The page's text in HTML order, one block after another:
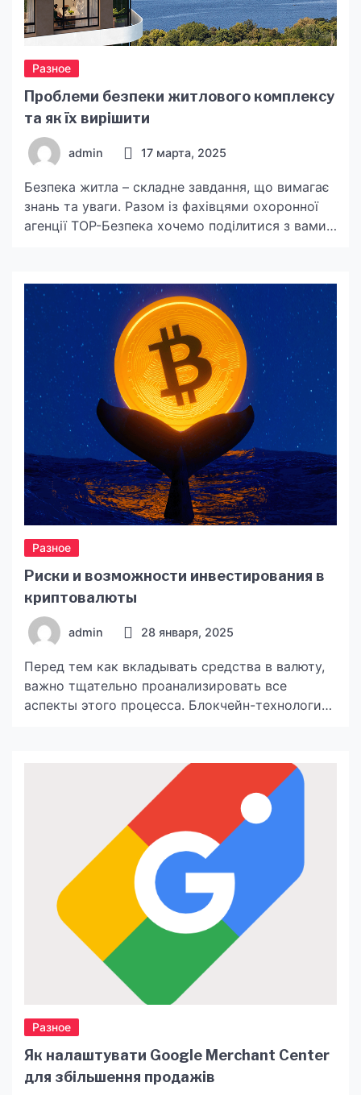
Разное
Проблеми безпеки житлового комплексу
та як їх вирішити
admin 17 марта, 2025
Безпека житла – складне завдання, що вимагає
знань та уваги. Разом із фахівцями охоронної
агенції ТОР-Безпека хочемо поділитися з вами
громадськість не завжди знають. Відсутність
якісного освітлення Однією з головних проблем
безпеки на бідь-якій території є відсутність
освітлення. Темнота на тротуарах, парковках
Разное
Риски и возможности инвестирования в
криптовалюты
admin 28 января, 2025
Перед тем как вкладывать средства в валюту,
важно тщательно проанализировать все
аспекты этого процесса. Блокчейн-технологии
капиталовложений. Однако не стоит забывать о
потенциальных угрозах, связанных с высокой
волатильностью и недостаточной регуляцией.
Внимательное изучение площадок в интернете,
таких как https://cryptofin.com.ua/, а также
основ рынка поможет минимизировать
опасности и извлечь […]
Разное
Як налаштувати Google Merchant Center
для збільшення продажів